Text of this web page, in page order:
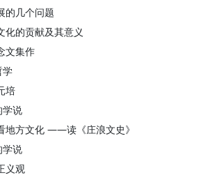
的几个问题
化的贡献及其意义
文集作
学
培
学说
地方文化 ——读《庄浪文史》
学说
义观